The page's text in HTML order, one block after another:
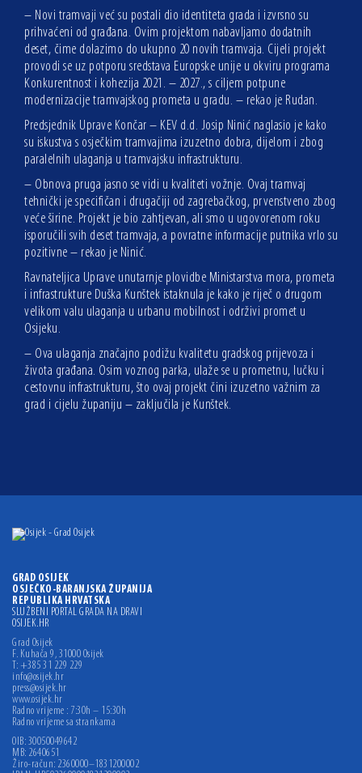
– Novi tramvaji već su postali dio identiteta grada i izvrsno su
prihvaćeni od građana. Ovim projektom nabavljamo dodatnih
deset, čime dolazimo do ukupno 20 novih tramvaja. Cijeli projekt
provodi se uz potporu sredstava Europske unije u okviru programa
Konkurentnost i kohezija 2021. – 2027., s ciljem potpune
modernizacije tramvajskog prometa u gradu. – rekao je Rudan.
Predsjednik Uprave Končar – KEV d.d. Josip Ninić naglasio je kako
su iskustva s osječkim tramvajima izuzetno dobra, dijelom i zbog
paralelnih ulaganja u tramvajsku infrastrukturu.
– Obnova pruga jasno se vidi u kvaliteti vožnje. Ovaj tramvaj
tehnički je specifičan i drugačiji od zagrebačkog, prvenstveno zbog
veće širine. Projekt je bio zahtjevan, ali smo u ugovorenom roku
isporučili svih deset tramvaja, a povratne informacije putnika vrlo su
pozitivne – rekao je Ninić.
Ravnateljica Uprave unutarnje plovidbe Ministarstva mora, prometa
i infrastrukture Duška Kunštek istaknula je kako je riječ o drugom
velikom valu ulaganja u urbanu mobilnost i održivi promet u
Osijeku.
– Ova ulaganja značajno podižu kvalitetu gradskog prijevoza i
života građana. Osim voznog parka, ulaže se u prometnu, lučku i
cestovnu infrastrukturu, što ovaj projekt čini izuzetno važnim za
grad i cijelu županiju – zaključila je Kunštek.
GRAD OSIJEK
OSJEČKO-BARANJSKA ŽUPANIJA
REPUBLIKA HRVATSKA
SLUŽBENI PORTAL GRADA NA DRAVI
OSIJEK.HR
Grad Osijek
F. Kuhača 9, 31000 Osijek
T: +385 31 229 229
info@osijek.hr
press@osijek.hr
www.osijek.hr
Radno vrijeme : 7:30h – 15:30h
Radno vrijeme sa strankama
OIB: 30050049642
MB: 2640651
Žiro-račun: 2360000–1831200002